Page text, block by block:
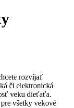
rozvíjať
či elektronická
veku dieťaťa.
všetky vekové